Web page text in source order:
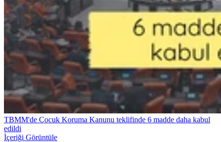
TBMM'de Çocuk Koruma Kanunu teklifinde 6 madde daha kabul
edildi
İçeriği Görüntüle